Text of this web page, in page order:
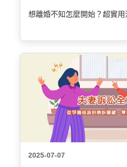
想離婚不知怎麼開始？超實
2025-07-07